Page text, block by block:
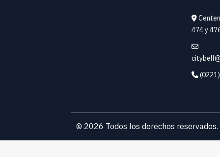
474 y
© 2026 Todos los derechos reservados.